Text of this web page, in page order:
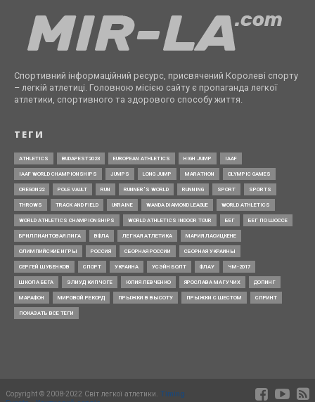
Спортивний інформаційний ресурс, присвячений Королеві спорту
– легкій атлетиці. Головною місією сайту є пропаганда легкої
атлетики, спортивного та здорового способу життя.
ТЕГИ
ATHLETICS BUDAPEST2023 EUROPEAN ATHLETICS HIGH JUMP IAAF
IAAF WORLD CHAMPIONSHIPS JUMPS LONG JUMP MARATHON OLYMPIC GAMES
OREGON22 POLE VAULT RUN RUNNER’S WORLD RUNNING SPORT SPORTS
THROWS TRACK AND FIELD UKRAINE WANDA DIAMOND LEAGUE WORLD ATHLETICS
WORLD ATHLETICS CHAMPIONSHIPS WORLD ATHLETICS INDOOR TOUR БЕГ БЕГ ПО ШОССЕ
БРИЛЛИАНТОВАЯ ЛИГА ВФЛА ЛЕГКАЯ АТЛЕТИКА МАРИЯ ЛАСИЦКЕНЕ
ОЛИМПИЙСКИЕ ИГРЫ РОССИЯ СБОРНАЯ РОССИИ СБОРНАЯ УКРАИНЫ
СЕРГЕЙ ШУБЕНКОВ СПОРТ УКРАИНА УСЭЙН БОЛТ ФЛАУ ЧМ-2017
ШКОЛА БЕГА ЭЛИУД КИПЧОГЕ ЮЛИЯ ЛЕВЧЕНКО ЯРОСЛАВА МАГУЧИХ ДОПИНГ
МАРАФОН МИРОВОЙ РЕКОРД ПРЫЖКИ В ВЫСОТУ ПРЫЖКИ С ШЕСТОМ СПРИНТ
ПОКАЗАТЬ ВСЕ ТЕГИ
Copyright © 2008-2022 Світ легкої атлетики. Timing